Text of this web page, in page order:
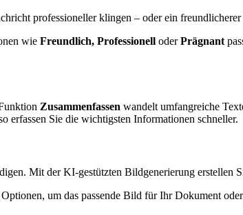
professioneller klingen – oder ein freundlicherer
wie Freundlich, Professionell oderPrägnant
Zusammenfassen wandelt umfangreiche
erfassen Sie die wichtigsten Informationen schneller.
Mit der KI-gestützten Bildgenerierung erstellen
um das passende Bild für Ihr Dokument